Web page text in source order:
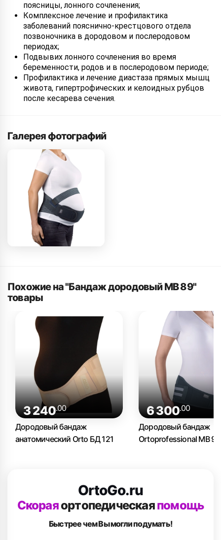
поясницы, лонного сочленения;
Комплексное лечение и профилактика
заболеваний пояснично-крестцового отдела
позвоночника в дородовом и послеродовом
периодах;
Подвывих лонного сочленения во время
беременности, родов и в послеродовом периоде;
Профилактика и лечение диастаза прямых мышц
живота, гипертрофических и келоидных рубцов
после кесарева сечения.
Галерея фотографий
Похожие на "Бандаж дородовый MB 89"
товары
3 240.00
Дородовый бандаж
анатомический Orto БД 121
6 300.00
Дородовый бандаж
Ortoprofessional МВ 99
OrtoGo.ru
Скораяортопедическаяпомощь
Быстрее чем Вымогли подумать!